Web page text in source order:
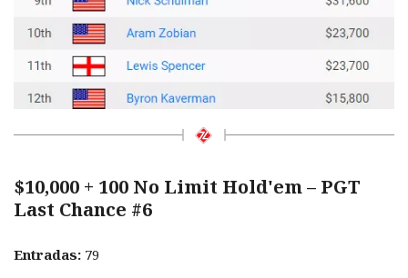
$10,000 + 100 No Limit Hold'em – PGT
Last Chance #6
Entradas: 79